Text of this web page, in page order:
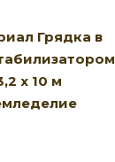
Грядка в
х 10 м